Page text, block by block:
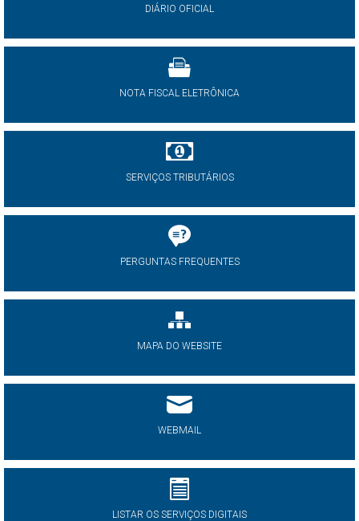
DIÁRIO OFICIAL
NOTA FISCAL ELETRÔNICA
SERVIÇOS TRIBUTÁRIOS
PERGUNTAS FREQUENTES
MAPA DO WEBSITE
WEBMAIL
LISTAR OS SERVIÇOS DIGITAIS